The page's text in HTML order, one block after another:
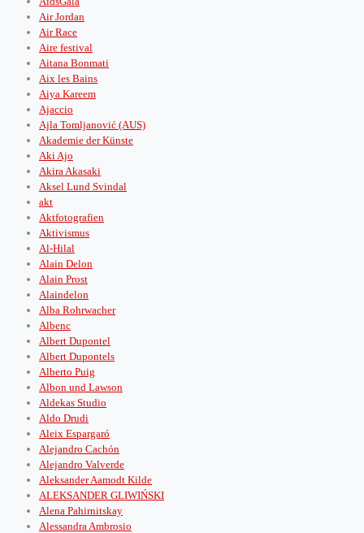
Air Jordan
Air Race
Aire festival
Aitana Bonmati
Aix les Bains
Aiya Kareem
Ajaccio
Ajla Tomljanović (AUS)
Akademie der Künste
Aki Ajo
Akira Akasaki
Aksel Lund Svindal
akt
Aktfotografien
Aktivismus
Al-Hilal
Alain Delon
Alain Prost
Alaindelon
Alba Rohrwacher
Albenc
Albert Dupontel
Albert Dupontels
Alberto Puig
Albon und Lawson
Aldekas Studio
Aldo Drudi
Aleix Espargaró
Alejandro Cachón
Alejandro Valverde
Aleksander Aamodt Kilde
ALEKSANDER GLIWIŃSKI
Alena Pahirnitskay
Alessandra Ambrosio